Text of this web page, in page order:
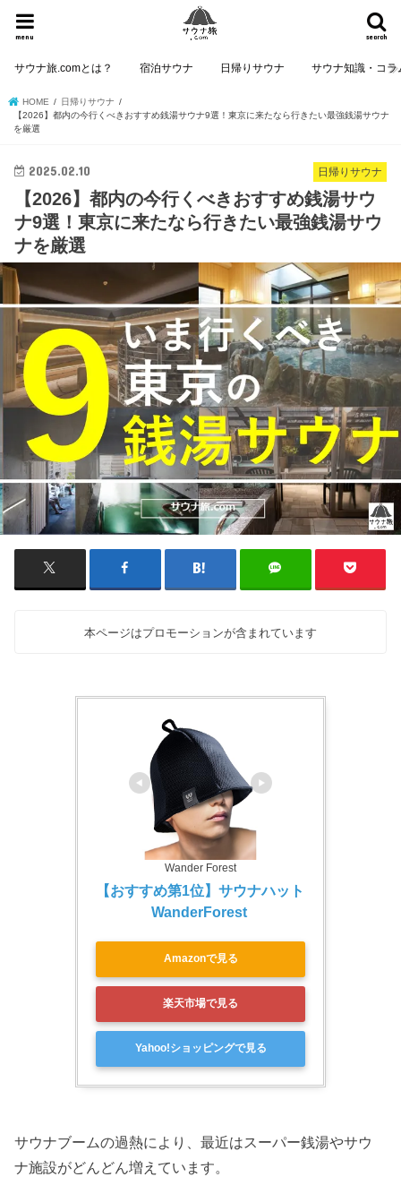
search
menu
サウナ旅.comとは？ 宿泊サウナ 日帰りサウナ サウナ知識・コラ
HOME
日帰りサウナ
【2026】都内の今行くべきおすすめ銭湯サウナ9選！東京に来たなら行きたい最強銭湯サウナ
を厳選
日帰りサウナ
2025.02.10
【2026】都内の今行くべきおすすめ銭湯サウ
ナ9選！東京に来たなら行きたい最強銭湯サウ
ナを厳選
本ページはプロモーションが含まれています
Wander Forest
【おすすめ第1位】サウナハット
WanderForest
Amazonで見る
楽天市場で見る
Yahoo!ショッピングで見る
サウナブームの過熱により、最近はスーパー銭湯やサウ
ナ施設がどんどん増えています。